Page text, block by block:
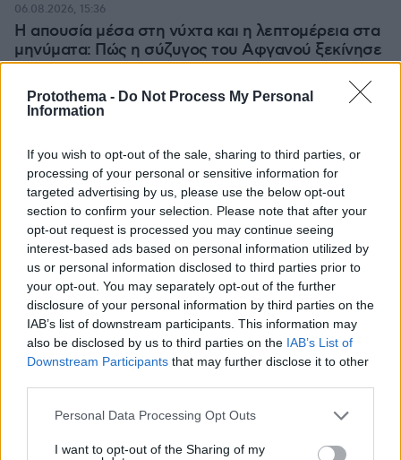
Protothema - Do Not Process My Personal
Information
If you wish to opt-out of the sale, sharing to third parties, or
processing of your personal or sensitive information for
targeted advertising by us, please use the below opt-out
section to confirm your selection. Please note that after your
opt-out request is processed you may continue seeing
interest-based ads based on personal information utilized by
us or personal information disclosed to third parties prior to
your opt-out. You may separately opt-out of the further
disclosure of your personal information by third parties on the
IAB’s list of downstream participants. This information may
also be disclosed by us to third parties on the IAB’s List of
Downstream Participants that may further disclose it to other
Please note that this website/app uses one or more Google
not limited to your visit or usage behaviour. You may click to
Personal Data Processing Opt Outs
I want to opt-out of the Sharing of my
Η απουσία μέσα στη νύχτα και η λεπτομέρεια στα
μηνύματα: Πώς η σύζυγος του Αφγανού ξεκίνησε
να τον υποπτεύεται για τη δολοφονία της
Βρετανίδας στην Κυψέλη
06.08.2026, 15:36